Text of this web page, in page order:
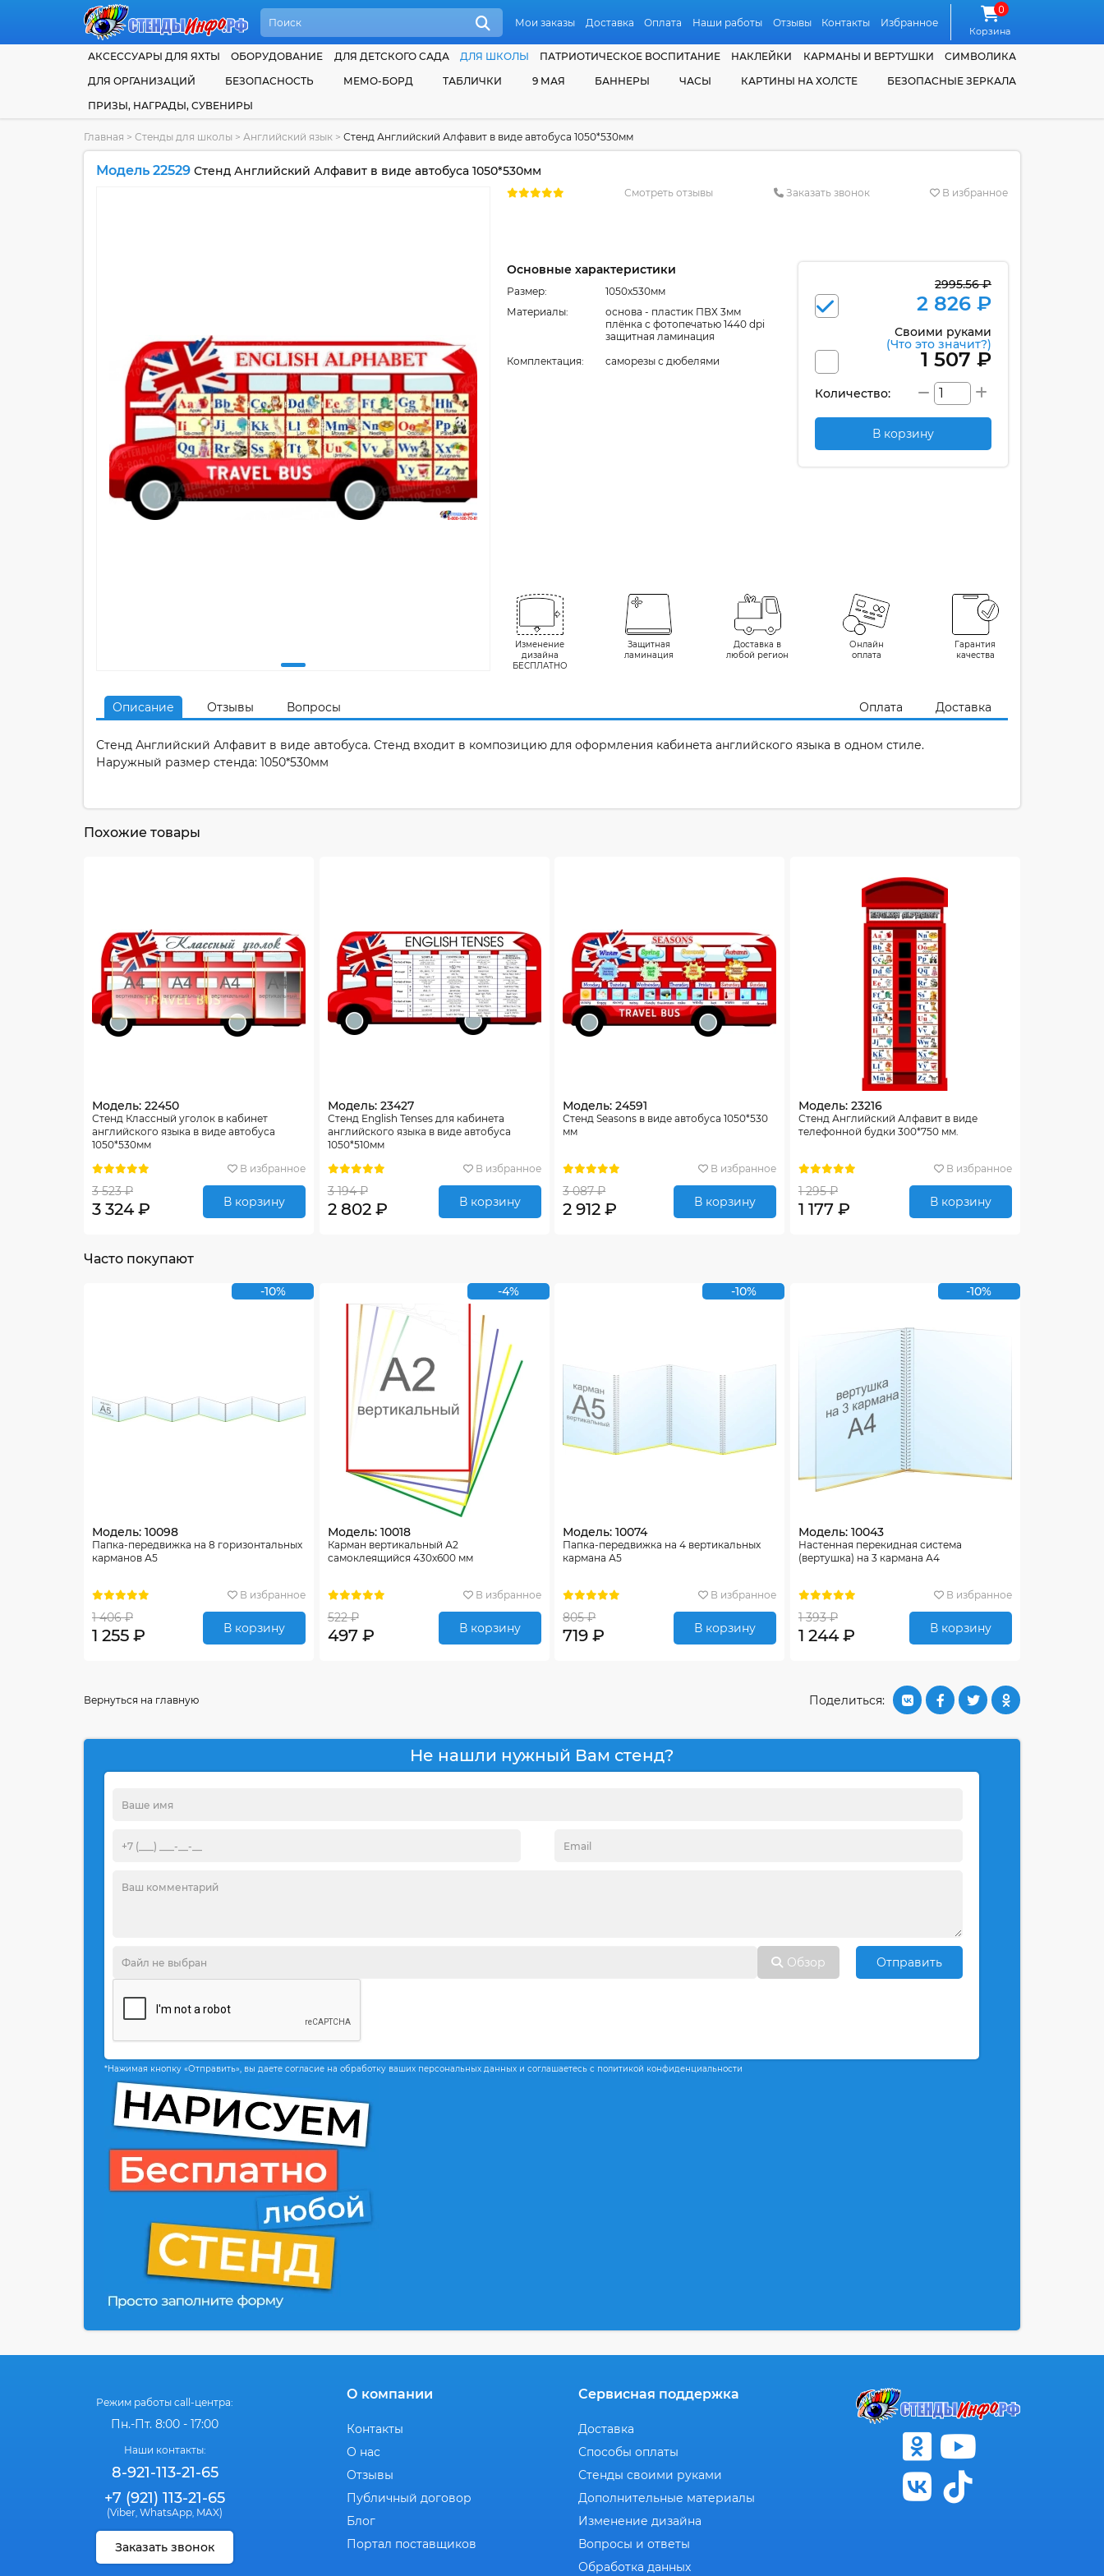
Мои заказы Доставка Оплата Наши работы Отзывы Контакты Избранное
0
Корзина
АКСЕССУАРЫ ДЛЯ ЯХТЫ ОБОРУДОВАНИЕ ДЛЯ ДЕТСКОГО САДА ДЛЯ ШКОЛЫ ПАТРИОТИЧЕСКОЕ ВОСПИТАНИЕ НАКЛЕЙКИ КАРМАНЫ И ВЕРТУШКИ
СИМВОЛИКА
ДЛЯ ОРГАНИЗАЦИЙ
БЕЗОПАСНОСТЬ МЕМО-БОРД ТАБЛИЧКИ 9 МАЯ БАННЕРЫ ЧАСЫ КАРТИНЫ НА ХОЛСТЕ
БЕЗОПАСНЫЕ ЗЕРКАЛА
ПРИЗЫ, НАГРАДЫ, СУВЕНИРЫ
Главная > Стенды для школы > Английский язык > Стенд Английский Алфавит в виде автобуса 1050*530мм
Модель 22529 Стенд Английский Алфавит в виде автобуса 1050*530мм
Смотреть отзывы Заказать звонок В избранное
Основные характеристики
Размер:
1050x530мм
Материалы:
основа - пластик ПВХ 3мм
плёнка с фотопечатью 1440 dpi
защитная ламинация
Комплектация:
cаморезы с дюбелями
2995.56 ₽
2 826 ₽
Своими руками
(Что это значит?)
1 507 ₽
Количество:
В корзину
Изменение
дизайна
БЕСПЛАТНО
Защитная
ламинация
Доставка в
любой регион
Онлайн
оплата
Гарантия
качества
Описание Отзывы Вопросы Оплата Доставка
Стенд Английский Алфавит в виде автобуса. Стенд входит в композицию для оформления кабинета английского языка в одном стиле.
Наружный размер стенда: 1050*530мм
Похожие товары
Модель: 22450
Стенд Классный уголок в кабинет
английского языка в виде автобуса
1050*530мм
В избранное
3 523 ₽
3 324 ₽ В корзину
Модель: 23427
Стенд English Tenses для кабинета
английского языка в виде автобуса
1050*510мм
В избранное
3 194 ₽
2 802 ₽ В корзину
Модель: 24591
Стенд Seasons в виде автобуса 1050*530
мм
В избранное
3 087 ₽
2 912 ₽ В корзину
Модель: 23216
Стенд Английский Алфавит в виде
телефонной будки 300*750 мм.
В избранное
1 295 ₽
1 177 ₽ В корзину
Часто покупают
-10%
Модель: 10098
Папка-передвижка на 8 горизонтальных
карманов А5
В избранное
1 406 ₽
1 255 ₽ В корзину
-4%
Модель: 10018
Карман вертикальный А2
самоклеящийся 430х600 мм
В избранное
522 ₽
497 ₽ В корзину
-10%
Модель: 10074
Папка-передвижка на 4 вертикальных
кармана А5
В избранное
805 ₽
719 ₽ В корзину
-10%
Модель: 10043
Настенная перекидная система
(вертушка) на 3 кармана А4
В избранное
1 393 ₽
1 244 ₽ В корзину
Поделиться:
Вернуться на главную
Не нашли нужный Вам стенд?
Обзор Отправить
*Нажимая кнопку «Отправить», вы даете согласие на обработку ваших персональных данных и соглашаетесь с политикой конфиденциальности
Режим работы call-центра:
Пн.-Пт. 8:00 - 17:00
Наши контакты:
8-921-113-21-65
+7 (921) 113-21-65
(Viber, WhatsApp, MAX)
Заказать звонок
О компании
Контакты
О нас
Отзывы
Публичный договор
Блог
Портал поставщиков
Сервисная поддержка
Доставка
Способы оплаты
Стенды своими руками
Дополнительные материалы
Изменение дизайна
Вопросы и ответы
Обработка данных